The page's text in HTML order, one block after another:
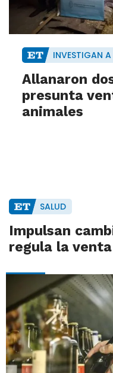
INVESTIGAN
Allanaron
presunta
animales
SALUD
Impulsan
regula la